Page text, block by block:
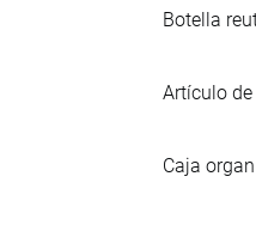
Botella
Artículo
Caja